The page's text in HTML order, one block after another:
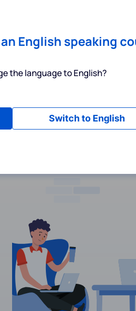
English speaking
the language to English?
Switch to English